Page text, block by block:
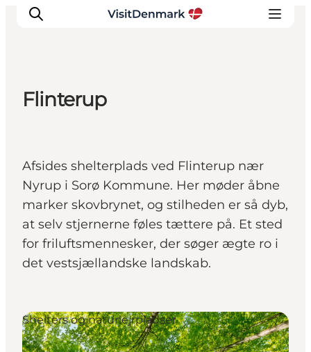
Oplevelser
Overnatning
Planlæg ferien
Flinterup
Afsides shelterplads ved Flinterup nær
Nyrup i Sorø Kommune. Her møder åbne
marker skovbrynet, og stilheden er så dyb,
at selv stjernerne føles tættere på. Et sted
for friluftsmennesker, der søger ægte ro i
det vestsjællandske landskab.
Shelters og naturlejrpladser